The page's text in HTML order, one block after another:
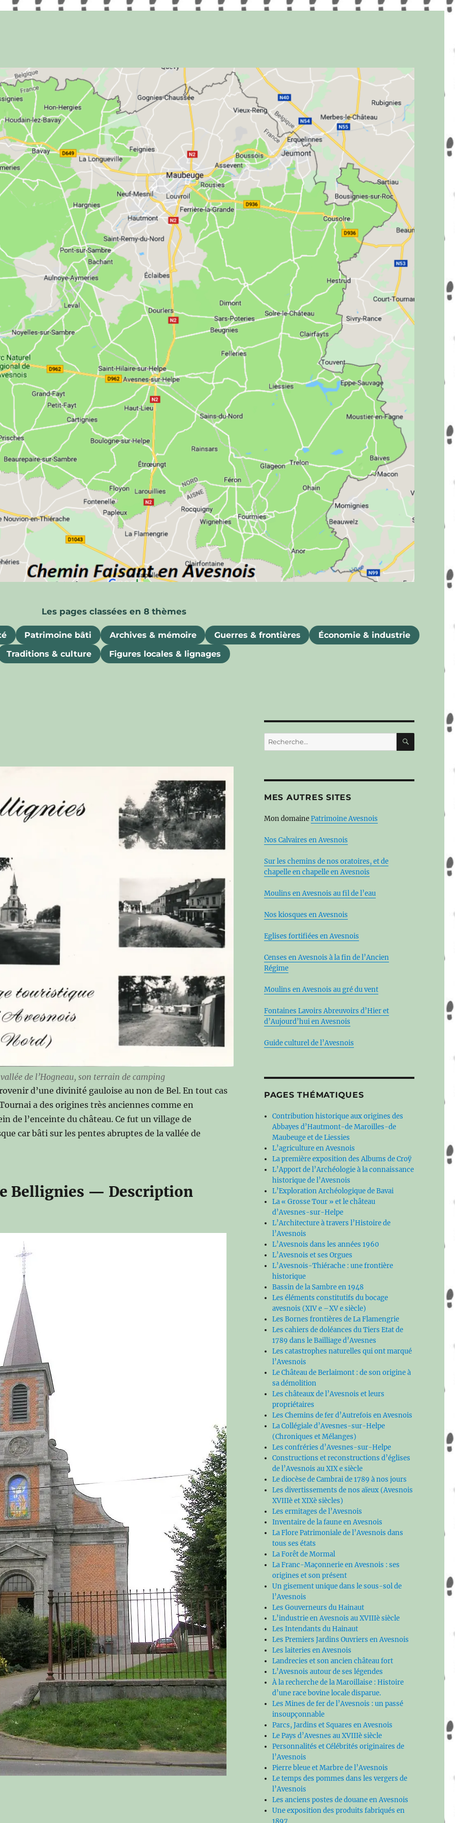
Patrimoine bâti Archives & mémoire Guerres & frontières
Économie & industrie
Traditions & culture
Figures locales & lignages
de l’Hogneau,son terrain de camping
d’une divinité gauloise au non de Bel. En tout cas
a des origines très anciennes comme en
de l’enceinte du château. Ce fut un village de
car bâti sur les pentes abruptes de la vallée de
Bellignies — Description
Recherche
pour :
MES AUTRES SITES
Mon domainePatrimoine Avesnois
Nos Calvaires en Avesnois
Sur les chemins de nos oratoires, et de
chapelle en chapelle en Avesnois
Moulins en Avesnois au fil de l’eau
Nos kiosques en Avesnois
Eglises fortifiées en Avesnois
Censes en Avesnois à la fin de l’Ancien
Régime
Moulins en Avesnois au gré du vent
Fontaines Lavoirs Abreuvoirs d’Hier et
d’Aujourd’hui en Avesnois
Guide culturel de l’Avesnois
PAGES THÉMATIQUES
Contribution historique aux origines des
Abbayes d’Hautmont-de Maroilles-de
Maubeuge et de Liessies
L’agriculture en Avesnois
La première exposition des Albums de Croÿ
L’Apport de l’Archéologie à la connaissance
historique de l’Avesnois
L’Exploration Archéologique de Bavai
La « Grosse Tour » et le château
d’Avesnes-sur-Helpe
L’Architecture à travers l’Histoire de
l’Avesnois
L’Avesnois dans les années 1960
L’Avesnois et ses Orgues
L’Avesnois-Thiérache : une frontière
historique
Bassin de la Sambre en 1948
Les éléments constitutifs du bocage
avesnois (XIV e –XV e siècle)
Les Bornes frontières de La Flamengrie
Les cahiers de doléances du Tiers Etat de
1789 dans le Bailliage d’Avesnes
Les catastrophes naturelles qui ont marqué
l’Avesnois
Le Château de Berlaimont : de son origine à
sa démolition
Les châteaux de l’Avesnois et leurs
propriétaires
Les Chemins de fer d’Autrefois en Avesnois
La Collégiale d’Avesnes-sur-Helpe
(Chroniques et Mélanges)
Les confréries d’Avesnes-sur-Helpe
Constructions et reconstructions d’églises
de l’Avesnois au XIX e siècle
Le diocèse de Cambrai de 1789 à nos jours
Les divertissements de nos aïeux (Avesnois
XVIIIè et XIXè siècles)
Les ermitages de l’Avesnois
Inventaire de la faune en Avesnois
La Flore Patrimoniale de l’Avesnois dans
tous ses états
La Forêt de Mormal
La Franc-Maçonnerie en Avesnois : ses
origines et son présent
Un gisement unique dans le sous-sol de
l’Avesnois
Les Gouverneurs du Hainaut
L’industrie en Avesnois au XVIIIè siècle
Les Intendants du Hainaut
Les Premiers Jardins Ouvriers en Avesnois
Les laiteries en Avesnois
Landrecies et son ancien château fort
L’Avesnois autour de ses légendes
À la recherche de la Maroillaise : Histoire
d’une race bovine locale disparue.
Les Mines de fer de l’Avesnois : un passé
insoupçonnable
Parcs, Jardins et Squares en Avesnois
Le Pays d’Avesnes au XVIIIè siècle
Personnalités et Célébrités originaires de
l’Avesnois
Pierre bleue et Marbre de l’Avesnois
Le temps des pommes dans les vergers de
l’Avesnois
Les anciens postes de douane en Avesnois
Une exposition des produits fabriqués en
1897